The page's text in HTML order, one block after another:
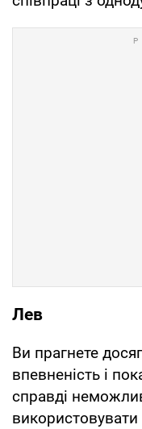
Лев
Ви прагнете
впевненість і
справді